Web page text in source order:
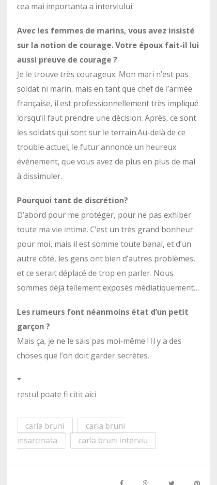
cea mai importanta a interviului:
Avec les femmes de marins, vous avez insisté
sur la notion de courage. Votre époux fait-il lui
aussi preuve de courage ?
Je le trouve très courageux. Mon mari n’est pas
soldat ni marin, mais en tant que chef de l’armée
française, il est professionnellement très impliqué
lorsqu’il faut prendre une décision. Après, ce sont
les soldats qui sont sur le terrain.Au-delà de ce
trouble actuel, le futur annonce un heureux
événement, que vous avez de plus en plus de mal
à dissimuler.
Pourquoi tant de discrétion?
D’abord pour me protéger, pour ne pas exhiber
toute ma vie intime. C’est un très grand bonheur
pour moi, mais il est somme toute banal, et d’un
autre côté, les gens ont bien d’autres problèmes,
et ce serait déplacé de trop en parler. Nous
sommes déjà tellement exposés médiatiquement…
Les rumeurs font néanmoins état d’un petit
garçon ?
Mais ça, je ne le sais pas moi-même ! Il y a des
choses que l’on doit garder secrètes.
*
restul poate fi citit aici
carla bruni
carla bruni
insarcinata
carla bruni interviu